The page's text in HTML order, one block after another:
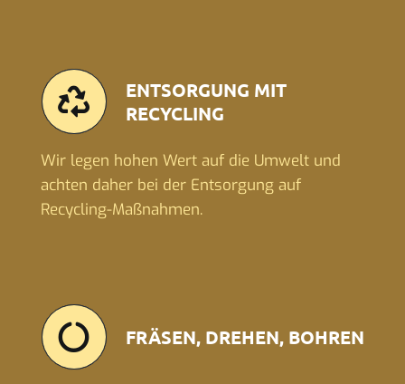
ENTSORGUNG MIT
RECYCLING
Wir legen hohen Wert auf die Umwelt und
achten daher bei der Entsorgung auf
Recycling-Maßnahmen.
FRÄSEN, DREHEN, BOHREN